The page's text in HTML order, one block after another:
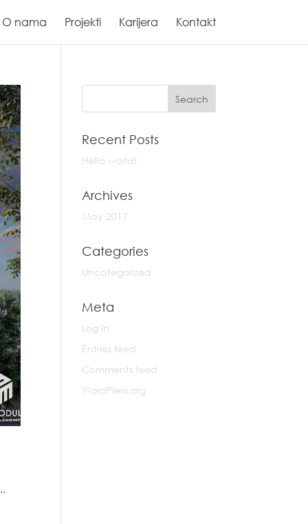
O nama Projekti Karijera Kontakt
Recent Posts
Hello world!
Archives
May 2017
Categories
Uncategorized
Meta
Log in
Entries feed
Comments feed
WordPress.org